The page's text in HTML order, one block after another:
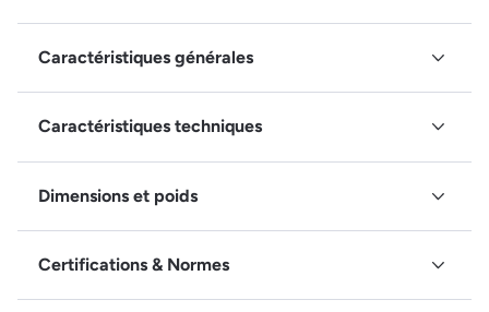
Caractéristiques générales
Caractéristiques techniques
Dimensions et poids
Certifications & Normes